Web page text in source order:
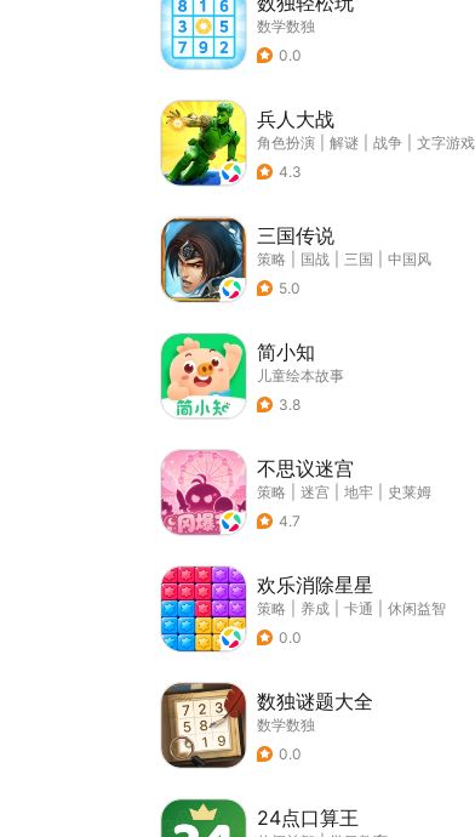
数学数独
0.0
兵人大战
角色扮演 解谜 战争
文字游戏
4.3
三国传说
策略 国战 三国
中国风
5.0
简小知
儿童绘本故事
3.8
不思议迷宫
策略 迷宫 地牢
史莱姆
4.7
欢乐消除星星
策略 养成 卡通
休闲益智
0.0
数独谜题大全
数学数独
0.0
24点口算王